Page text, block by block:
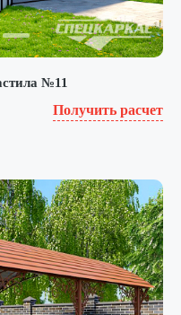
№11
Получить расчет